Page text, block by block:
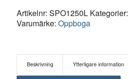
Artikelnr: SPO1250L Kategorier:
Varumärke: Oppboga
Beskrivning Ytterligare information